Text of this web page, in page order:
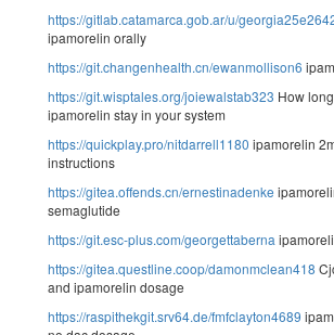
https://gitlab.catamarca.gob.ar/u/
ipamorelin orally
https://git.changenhealth.cn/ewanmollison6
https://git.wisptales.org/joiewalstab323 How
ipamorelin stay in your system
https://quickplay.pro/nitdarrell1180 ipamorelin
instructions
https://gitea.offends.cn/ernestinadenke
semaglutide
https://git.esc-plus.com/georgettaberna
https://gitea.questline.coop/damonmclean418
and ipamorelin dosage
https://raspithekgit.srv64.de/fmfclayton4689